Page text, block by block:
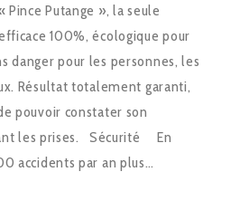
Putange », la seule
100%, écologique pour
danger pour les personnes, les
Résultat totalement garanti,
pouvoir constater son
les prises. Sécurité En
accidents par an plus…